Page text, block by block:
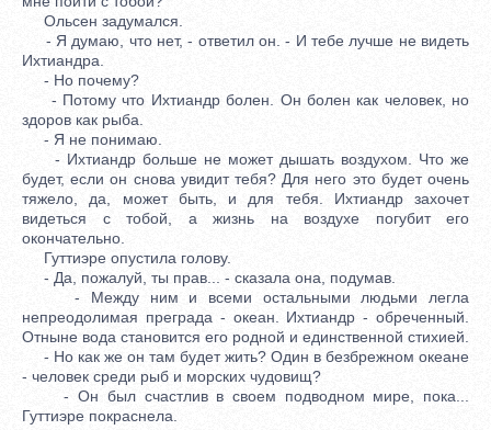
Ольсен задумался.
- Я думаю, что нет, - ответил он. - И тебе лучше не видеть
Ихтиандра.
- Но почему?
- Потому что Ихтиандр болен. Он болен как человек, но
здоров как рыба.
- Я не понимаю.
- Ихтиандр больше не может дышать воздухом. Что же
будет, если он снова увидит тебя? Для него это будет очень
тяжело, да, может быть, и для тебя. Ихтиандр захочет
видеться с тобой, а жизнь на воздухе погубит его
окончательно.
Гуттиэре опустила голову.
- Да, пожалуй, ты прав... - сказала она, подумав.
- Между ним и всеми остальными людьми легла
непреодолимая преграда - океан. Ихтиандр - обреченный.
Отныне вода становится его родной и единственной стихией.
- Но как же он там будет жить? Один в безбрежном океане
- человек среди рыб и морских чудовищ?
- Он был счастлив в своем подводном мире, пока...
Гуттиэре покраснела.